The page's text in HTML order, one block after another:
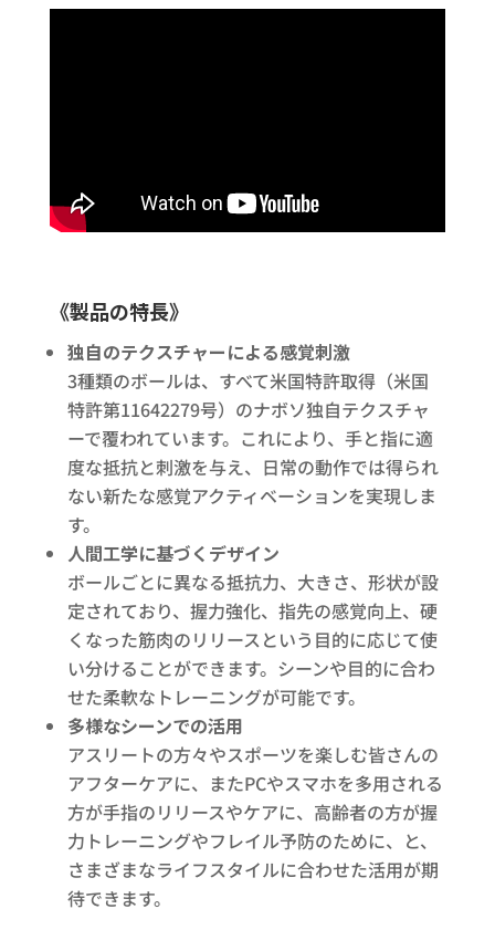
《製品の特長》
独自のテクスチャーによる感覚刺激
3種類のボールは、すべて米国特許取得（米国
特許第11642279号）のナボソ独自テクスチャ
ーで覆われています。これにより、手と指に適
度な抵抗と刺激を与え、日常の動作では得られ
ない新たな感覚アクティベーションを実現しま
す。
人間工学に基づくデザイン
ボールごとに異なる抵抗力、大きさ、形状が設
定されており、握力強化、指先の感覚向上、硬
くなった筋肉のリリースという目的に応じて使
い分けることができます。シーンや目的に合わ
せた柔軟なトレーニングが可能です。
多様なシーンでの活用
アスリートの方々やスポーツを楽しむ皆さんの
アフターケアに、またPCやスマホを多用される
方が手指のリリースやケアに、高齢者の方が握
力トレーニングやフレイル予防のために、と、
さまざまなライフスタイルに合わせた活用が期
待できます。